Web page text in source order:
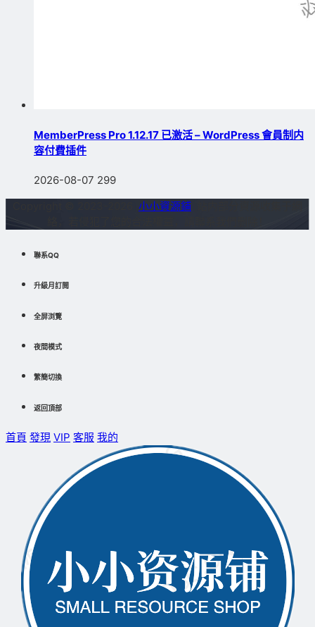
MemberPress Pro 1.12.17 已激活 – WordPress 會員制内
容付費插件
2026-08-07 299
小小資源鋪
聯系QQ
升級月訂閱
全屏浏覽
夜間模式
繁簡切換
返回頂部
首頁 發現 VIP 客服 我的